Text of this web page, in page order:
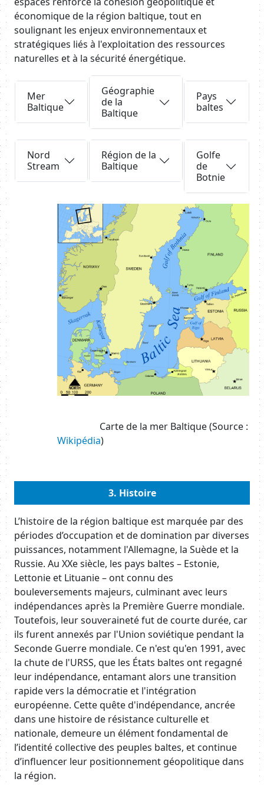
économique de la région baltique, tout en
soulignant les enjeux environnementaux et
stratégiques liés à l'exploitation des ressources
naturelles et à la sécurité énergétique.
Body
Mer
Baltique
Géographie
de la
Baltique
Pays
baltes
Nord
Stream
Région de la
Baltique
Golfe
de
Botnie
Image
Carte de la mer Baltique (Source :
Wikipédia)
3. Histoire
Body
L’histoire de la région baltique est marquée par des
périodes d’occupation et de domination par diverses
puissances, notamment l'Allemagne, la Suède et la
Russie. Au XXe siècle, les pays baltes – Estonie,
Lettonie et Lituanie – ont connu des
bouleversements majeurs, culminant avec leurs
indépendances après la Première Guerre mondiale.
Toutefois, leur souveraineté fut de courte durée, car
ils furent annexés par l'Union soviétique pendant la
Seconde Guerre mondiale. Ce n'est qu'en 1991, avec
la chute de l'URSS, que les États baltes ont regagné
leur indépendance, entamant alors une transition
rapide vers la démocratie et l'intégration
européenne. Cette quête d'indépendance, ancrée
dans une histoire de résistance culturelle et
nationale, demeure un élément fondamental de
l’identité collective des peuples baltes, et continue
d’influencer leur positionnement géopolitique dans
la région.